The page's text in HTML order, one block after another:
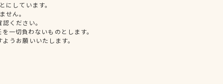
しています。
せん。
ください。
一切負わないものとします。
うお願いいたします。